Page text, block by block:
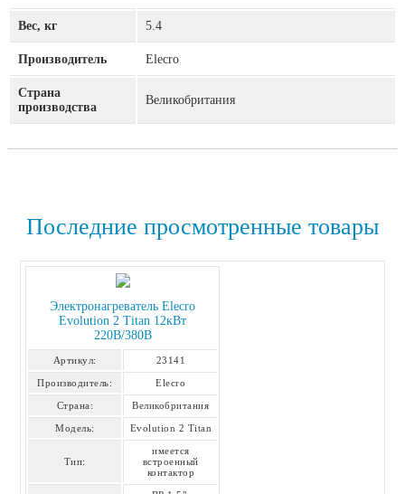
Вес, кг 5.4
Производитель Elecro
Страна
производства
Великобритания
Последние просмотренные товары
Электронагреватель Elecro
Evolution 2 Titan 12кВт
220В/380В
Артикул: 23141
Производитель: Elecro
Страна: Великобритания
Модель: Evolution 2 Titan
Тип:
имеется
встроенный
контактор